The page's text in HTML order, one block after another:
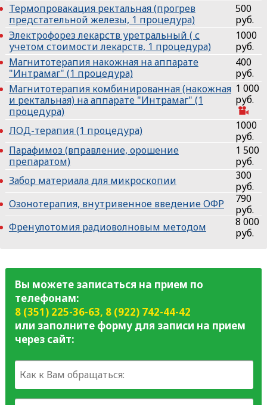
Термопровакация ректальная (прогрев
предстательной железы, 1 процедура)
500
руб.
Электрофорез лекарств уретральный ( с
учетом стоимости лекарств, 1 процедура)
1000
руб.
Магнитотерапия накожная на аппарате
"Интрамаг" (1 процедура)
400
руб.
Магнитотерапия комбинированная (накожная
и ректальная) на аппарате "Интрамаг" (1
процедура)
1 000
руб.
ЛОД-терапия (1 процедура)
1000
руб.
Парафимоз (вправление, орошение
препаратом)
1 500
руб.
Забор материала для микроскопии
300
руб.
Озонотерапия, внутривенное введение ОФР
790
руб.
Френулотомия радиоволновым методом
8 000
руб.
Вы можете записаться на прием по
телефонам:
8 (351) 225-36-63, 8 (922) 742-44-42
или заполните форму для записи на прием
через сайт: